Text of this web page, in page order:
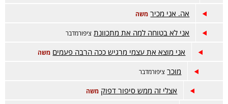
אה. אני מכיר משה
אני לא בטוחה למה את מתכוונת ציפורמדבר
אני מוצא את עצמי מרגיש ככה הרבה פעמים משה
מוכר ציפורמדבר
אצלי זה ממש סיפור דפוק משה